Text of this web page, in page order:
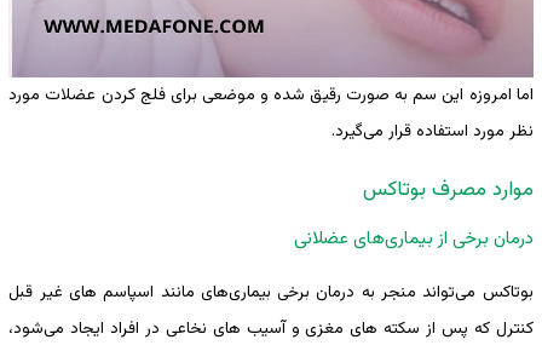
اما امروزه این سم به صورت رقیق شده و موضعی برای فلج کردن عضلات مورد
نظر مورد استفاده قرار می‌گیرد.
موارد مصرف بوتاکس
درمان برخی از بیماری‌های عضلانی
بوتاکس می‌تواند منجر به درمان برخی بیماری‌های مانند اسپاسم های غیر قبل
کنترل که پس از سکته های مغزی و آسیب های نخاعی در افراد ایجاد می‌شود،